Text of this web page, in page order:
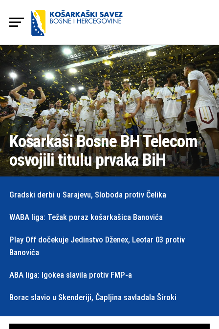
Košarkaši Bosne BH Telecom
osvojili titulu prvaka BiH
Gradski derbi u Sarajevu, Sloboda protiv Čelika
WABA liga: Težak poraz košarkašica Banovića
Play Off dočekuje Jedinstvo Dženex, Leotar 03 protiv
Banovića
ABA liga: Igokea slavila protiv FMP-a
Borac slavio u Skenderiji, Čapljina savladala Široki